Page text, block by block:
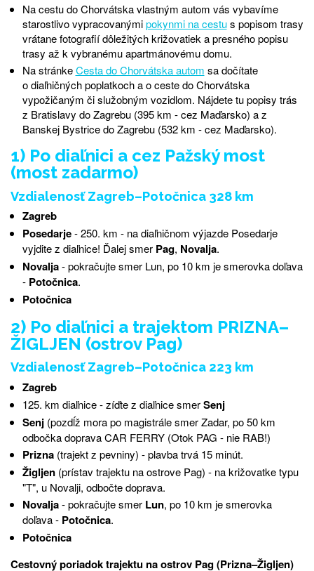
Na cestu do Chorvátska vlastným autom vás vybavíme
starostlivo vypracovanýmipokynmi na cestus popisom trasy
vrátane fotografií dôležitých križovatiek a presného popisu
trasy až k vybranému apartmánovému domu.
Na stránkeCesta do Chorvátska autom sa dočítate
o diaľničných poplatkoch a o ceste do Chorvátska
vypožičaným či služobným vozidlom. Nájdete tupopisy trás
z Bratislavy do Zagrebu (395 km -cez Maďarsko) a z
Banskej Bystrice do Zagrebu (532 km -cez Maďarsko).
1) Po diaľnici a cez Pažský most
(most zadarmo)
Vzdialenosť Zagreb–Potočnica 328 km
Zagreb
Posedarje- 250. km - na diaľničnom výjazde Posedarje
vyjdite z diaľnice! Ďalej smer Pag, Novalja.
Novalja- pokračujte smer Lun, po 10 km je smerovka doľava
- Potočnica.
Potočnica
2) Po diaľnici a trajektom PRIZNA–
ŽIGLJEN (ostrov Pag)
Vzdialenosť Zagreb–Potočnica 223 km
Zagreb
125. km diaľnice - zíďte z diaľnice smerSenj
Senj (pozdĺž mora po magistrále smer Zadar, po 50 km
odbočka doprava CAR FERRY (Otok PAG - nie RAB!)
Prizna (trajekt z pevniny) - plavba trvá 15 minút.
Žigljen (prístav trajektu na ostrove Pag) - na križovatke typu
"T", u Novalji, odbočte doprava.
Novalja- pokračujte smer Lun, po 10 km je smerovka
doľava - Potočnica.
Potočnica
Cestovný poriadok trajektu na ostrov Pag (Prizna–Žigljen)